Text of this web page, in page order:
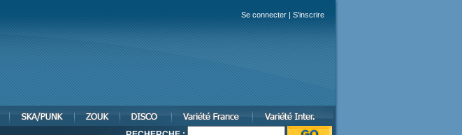
Se connecter | S'inscrire